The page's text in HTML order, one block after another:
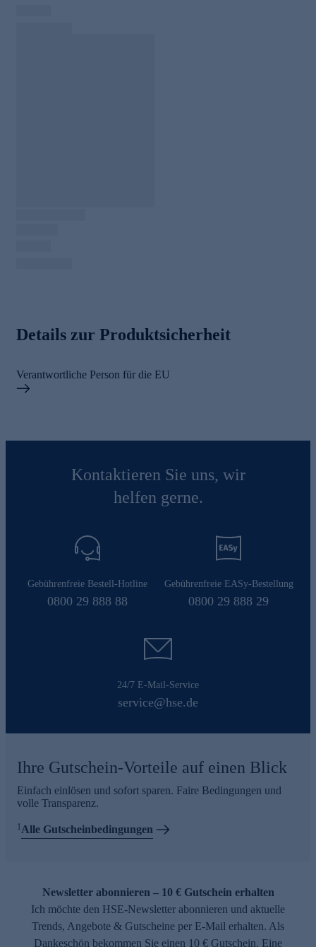
Details zur Produktsicherheit
Verantwortliche Person für die EU
Kontaktieren Sie uns, wir
helfen gerne.
Gebührenfreie Bestell-Hotline
0800 29 888 88
Gebührenfreie EASy-Bestellung
0800 29 888 29
24/7 E-Mail-Service
service@hse.de
Ihre Gutschein-Vorteile auf einen Blick
Einfach einlösen und sofort sparen. Faire Bedingungen und
volle Transparenz.
1Alle Gutscheinbedingungen
Newsletter abonnieren – 10 € Gutschein erhalten
Ich möchte den HSE-Newsletter abonnieren und aktuelle
Trends, Angebote & Gutscheine per E-Mail erhalten. Als
Dankeschön bekommen Sie einen 10 € Gutschein. Eine